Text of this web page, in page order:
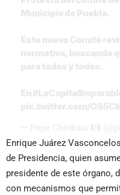
Enrique Juárez
de Presidencia, quien
presidente de este órgano,
con mecanismos que